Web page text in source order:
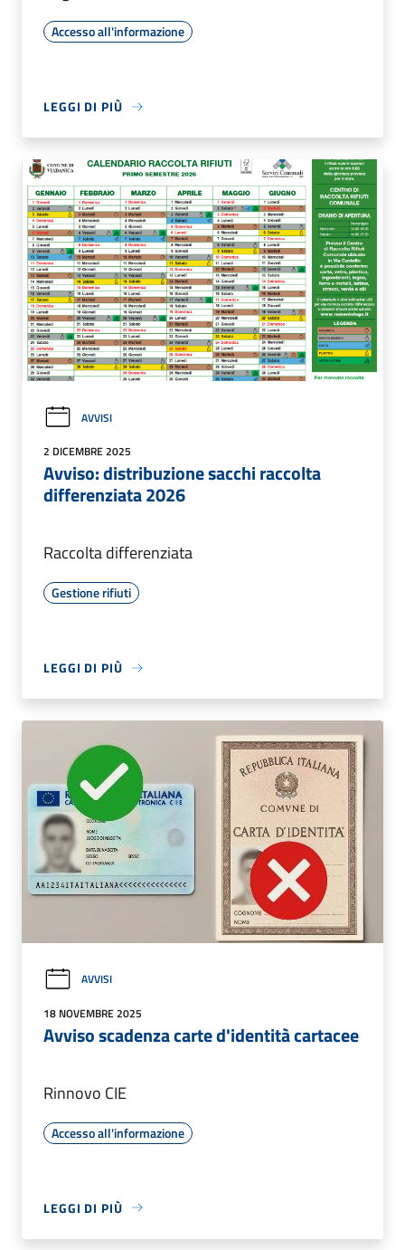
Accesso all'informazione
LEGGI DI PIÙ
AVVISI
2 DICEMBRE 2025
Avviso: distribuzione sacchi raccolta
differenziata 2026
Raccolta differenziata
Gestione rifiuti
LEGGI DI PIÙ
AVVISI
18 NOVEMBRE 2025
Avviso scadenza carte d'identità cartacee
Rinnovo CIE
Accesso all'informazione
LEGGI DI PIÙ